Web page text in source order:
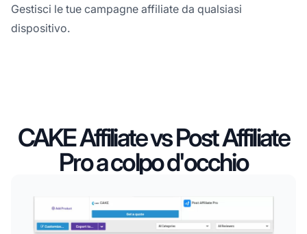
Gestisci le tue campagne affiliate da qualsiasi
dispositivo.
CAKE Affiliate vs Post Affiliate
Pro a colpo d'occhio